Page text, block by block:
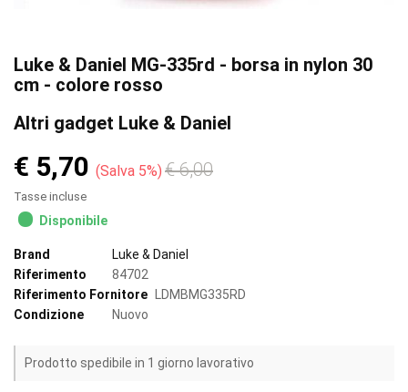
Luke & Daniel MG-335rd - borsa in nylon 30
cm - colore rosso
Altri gadget Luke & Daniel
€ 5,70 Salva 5% € 6,00
Tasse incluse
Disponibile
Brand
Luke & Daniel
Riferimento
84702
Riferimento Fornitore
LDMBMG335RD
Condizione
Nuovo
Prodotto spedibile in 1 giorno lavorativo